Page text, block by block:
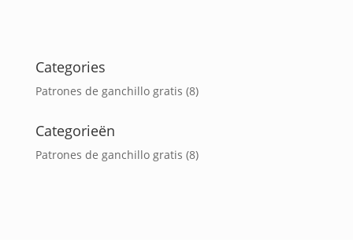
Categories
Patrones de ganchillo gratis (8)
Categorieën
Patrones de ganchillo gratis (8)